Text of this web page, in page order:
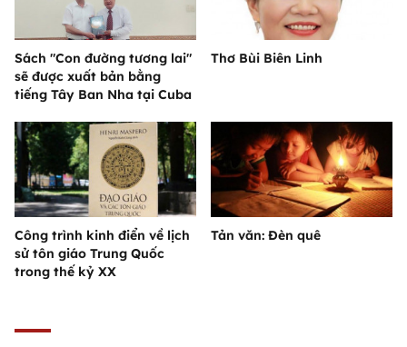
Sách "Con đường tương lai"
sẽ được xuất bản bằng
tiếng Tây Ban Nha tại Cuba
Thơ Bùi Biên Linh
Công trình kinh điển về lịch
sử tôn giáo Trung Quốc
trong thế kỷ XX
Tản văn: Đèn quê